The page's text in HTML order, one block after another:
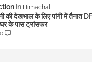
Himachal
की देखभाल के लिए पांगी में तैनात
के पास ट्रांसफर
0